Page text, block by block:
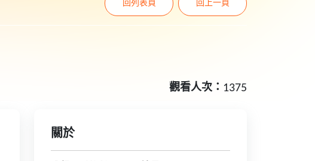
回列表頁 回上一頁
觀看人次： 1375
關於